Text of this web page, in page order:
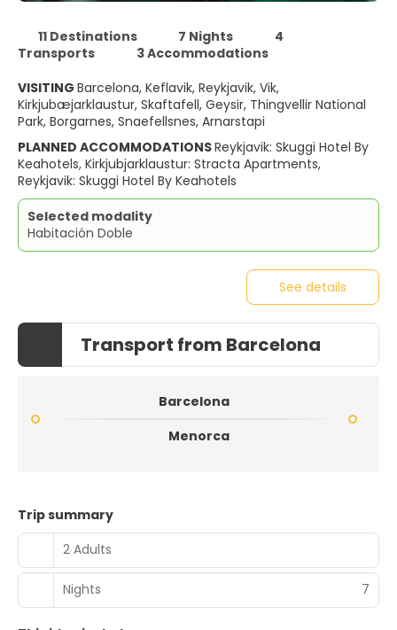
11 Destinations 7 Nights
4
Transports
3 Accommodations
VISITING Barcelona, Keflavik, Reykjavik, Vik,
Kirkjubæjarklaustur, Skaftafell, Geysir, Thingvellir National
Park, Borgarnes, Snaefellsnes, Arnarstapi
PLANNED ACCOMMODATIONSReykjavik: Skuggi Hotel By
Keahotels, Kirkjubjarklaustur: Stracta Apartments,
Reykjavik: Skuggi Hotel By Keahotels
Selected modality
Habitación Doble
See details
Transport from Barcelona
Barcelona
Menorca
Trip summary
2 Adults
Nights 7